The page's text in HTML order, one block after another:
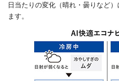
日当たりの変化（晴れ・曇りなど
ます。